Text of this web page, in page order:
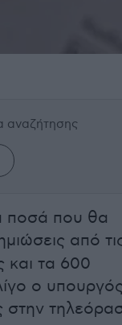
αναζήτησης
ποσά που θα
από
και τα 600
ο
στην